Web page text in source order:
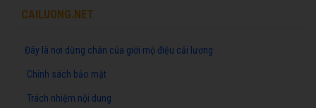
CAILUONG.NET
Đây là nơi dừng chân của giới mộ điệu cải lương
Chính sách bảo mật
Trách nhiệm nội dung